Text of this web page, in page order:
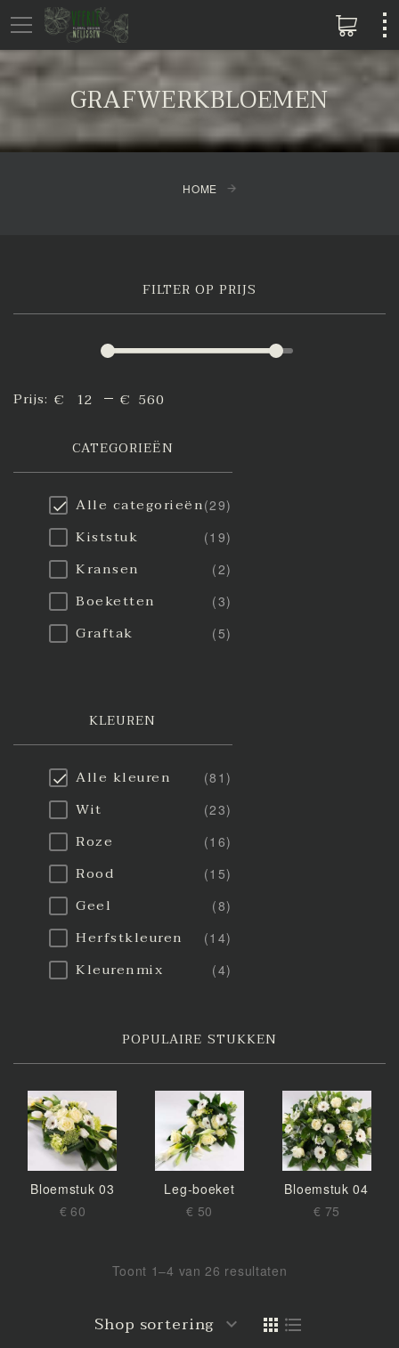
GRAFWERKBLOEMEN
HOME
FILTER OP PRIJS
Prijs: € €
CATEGORIEËN
Alle categorieën(29)
Kiststuk (19)
Kransen (2)
Boeketten (3)
Graftak (5)
KLEUREN
Alle kleuren (81)
Wit (23)
Roze (16)
Rood (15)
Geel (8)
Herfstkleuren (14)
Kleurenmix (4)
POPULAIRE STUKKEN
Bloemstuk 03
€ 60
Leg-boeket
€ 50
Bloemstuk 04
€ 75
Toont 1–4 van 26 resultaten
Shop sortering